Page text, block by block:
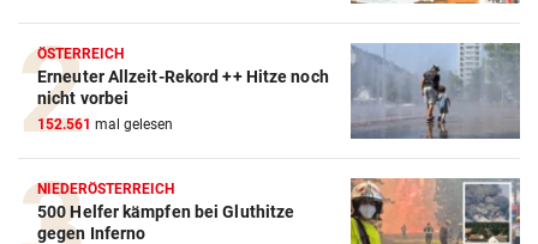
ÖSTERREICH
Erneuter Allzeit-Rekord ++ Hitze noch
nicht vorbei
152.561 mal gelesen
NIEDERÖSTERREICH
500 Helfer kämpfen bei Gluthitze
gegen Inferno